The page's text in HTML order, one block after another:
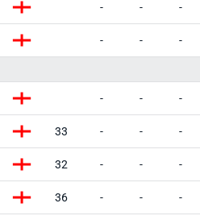
- - -
- - -
- - -
33 - - -
32 - - -
36 - - -